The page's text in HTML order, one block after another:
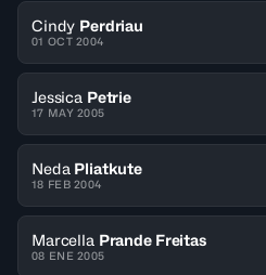
Cindy Perdriau
01 OCT 2004
Jessica Petrie
17 MAY 2005
Neda Pliatkute
18 FEB 2004
Marcella Prande Freitas
08 ENE 2005